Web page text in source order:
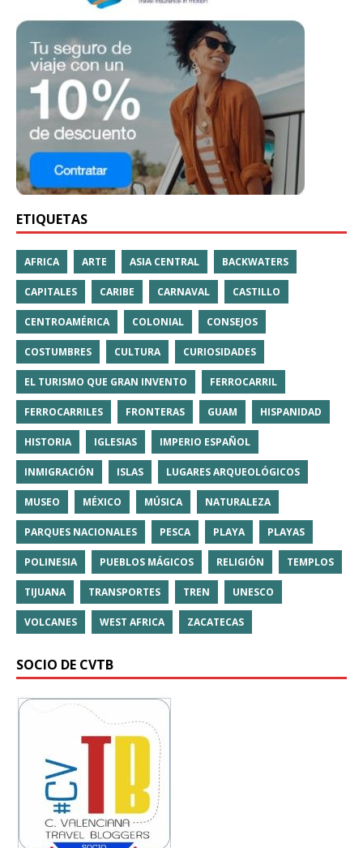
ETIQUETAS
AFRICA ARTE ASIA CENTRAL BACKWATERS
CAPITALES CARIBE CARNAVAL CASTILLO
CENTROAMÉRICA COLONIAL CONSEJOS
COSTUMBRES CULTURA CURIOSIDADES
EL TURISMO QUE GRAN INVENTO FERROCARRIL
FERROCARRILES FRONTERAS GUAM HISPANIDAD
HISTORIA IGLESIAS IMPERIO ESPAÑOL
INMIGRACIÓN ISLAS LUGARES ARQUEOLÓGICOS
MUSEO MÉXICO MÚSICA NATURALEZA
PARQUES NACIONALES PESCA PLAYA PLAYAS
POLINESIA PUEBLOS MÁGICOS RELIGIÓN TEMPLOS
TIJUANA TRANSPORTES TREN UNESCO
VOLCANES WEST AFRICA ZACATECAS
SOCIO DE CVTB